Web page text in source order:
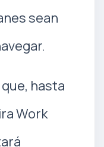
sean
hasta
Work